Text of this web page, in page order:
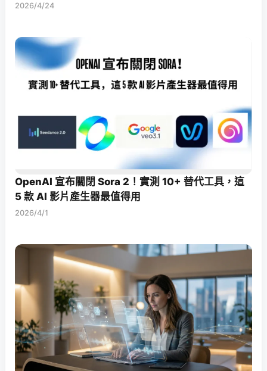
2026/4/24
OpenAI 宣布關閉 Sora 2！實測 10+ 替代工具，這
5 款 AI 影片產生器最值得用
2026/4/1